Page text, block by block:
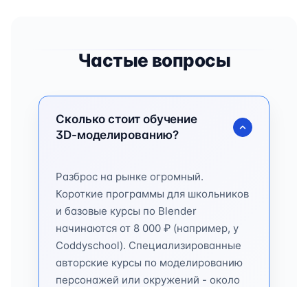
Частые вопросы
Сколько стоит обучение
3D-моделированию?
Разброс на рынке огромный.
Короткие программы для школьников
и базовые курсы по Blender
начинаются от 8 000 ₽ (например, у
Coddyschool). Специализированные
авторские курсы по моделированию
персонажей или окружений - около